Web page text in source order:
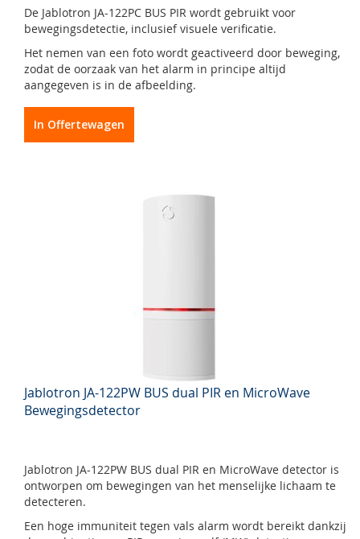
De Jablotron JA-122PC BUS PIR wordt gebruikt voor
bewegingsdetectie, inclusief visuele verificatie.
Het nemen van een foto wordt geactiveerd door beweging,
zodat de oorzaak van het alarm in principe altijd
aangegeven is in de afbeelding.
In Offertewagen
Jablotron JA-122PW BUS dual PIR en MicroWave
Bewegingsdetector
Jablotron JA-122PW BUS dual PIR en MicroWave detector is
ontworpen om bewegingen van het menselijke lichaam te
detecteren.
Een hoge immuniteit tegen vals alarm wordt bereikt dankzij